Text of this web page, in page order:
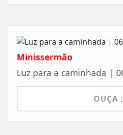
Minissermão
Luz para a caminhada |
OUÇA